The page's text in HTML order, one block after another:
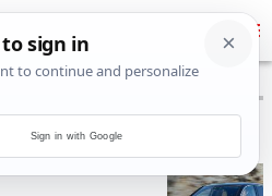
ZA TAG “
Sign in with Google